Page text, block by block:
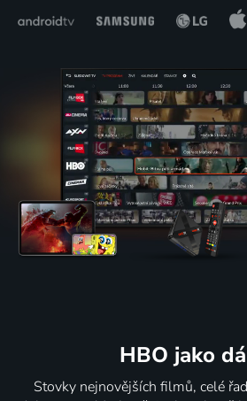
HBO jako
Stovky nejnovějších filmů, celé